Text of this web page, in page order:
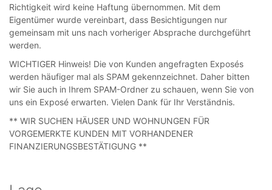
Richtigkeit wird keine Haftung übernommen. Mit dem
Eigentümer wurde vereinbart, dass Besichtigungen nur
gemeinsam mit uns nach vorheriger Absprache durchgeführt
werden.
WICHTIGER Hinweis! Die von Kunden angefragten Exposés
werden häufiger mal als SPAM gekennzeichnet. Daher bitten
wir Sie auch in Ihrem SPAM-Ordner zu schauen, wenn Sie von
uns ein Exposé erwarten. Vielen Dank für Ihr Verständnis.
** WIR SUCHEN HÄUSER UND WOHNUNGEN FÜR
VORGEMERKTE KUNDEN MIT VORHANDENER
FINANZIERUNGSBESTÄTIGUNG **